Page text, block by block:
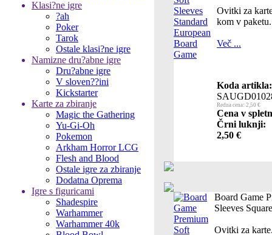
Klasi?ne igre
?ah
Poker
Tarok
Ostale klasi?ne igre
Namizne dru?abne igre
Dru?abne igre
V sloven??ini
Kickstarter
Karte za zbiranje
Magic the Gathering
Yu-Gi-Oh
Pokemon
Arkham Horror LCG
Flesh and Blood
Ostale igre za zbiranje
Dodatna Oprema
Igre s figuricami
Shadespire
Warhammer
Warhammer 40k
Ovitki za
kom v paketu.
Več ...
Koda artikla:
Redna cena: 2,50 €
Cena v
Črni luknji:
2,50 €
Board Game
Sleeves Square
Ovitki za